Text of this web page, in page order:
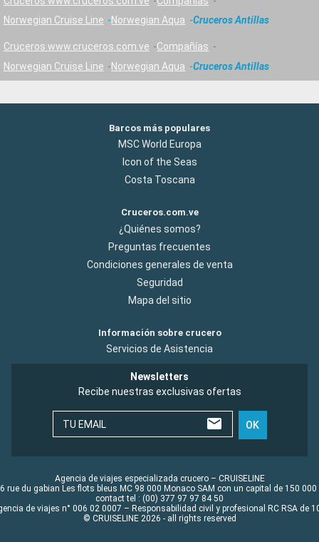
Norwegian Cruise Line
Norwegian Aqua Cruceros Antillas
Cruceros www.cruceros.com.ve
Compañías
Norwegian Cruise Line
Norwegian Aqua Cruceros Antillas
Barcos más populares
MSC World Europa
Icon of the Seas
Costa Toscana
Cruceros.com.ve
¿Quiénes somos?
Preguntas frecuentes
Condiciones generales de venta
Seguridad
Mapa del sitio
Información sobre crucero
Servicios de Asistencia
Newsletters
Recibe nuestras exclusivas ofertas
TU EMAIL OK
Agencia de viajes especializada crucero – CRUISELINE
rue du gabian Les flots bleus MC 98 000 Monaco SAM con un capital de 150 000
contact tel : (00) 377 97 97 84 50
de viajes n° 006 02 0007 – Responsabilidad civil y profesional RC RSA de
© CRUISELINE 2026 - all rights reserved